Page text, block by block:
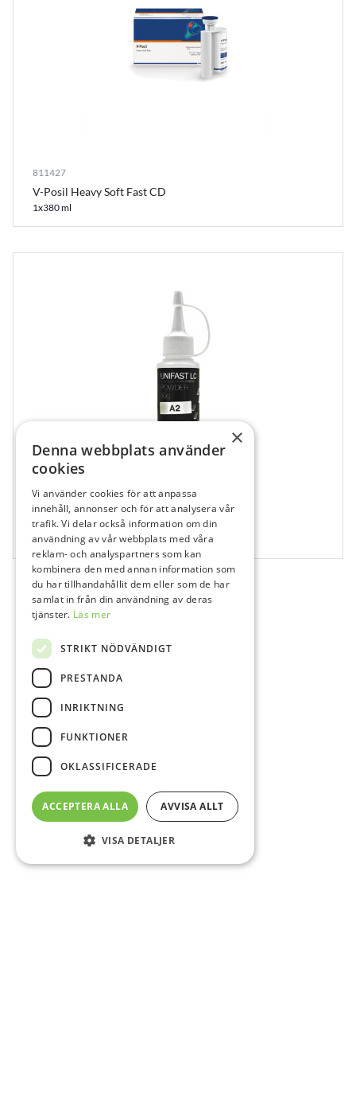
811427
V-Posil Heavy Soft Fast CD
1x380 ml
829646
GC UniFast LC Pulver A2, 50 g
50 g
×
Denna webbplats använder
cookies
Vi använder cookies för att anpassa
innehåll, annonser och för att analysera vår
trafik. Vi delar också information om din
användning av vår webbplats med våra
reklam- och analyspartners som kan
kombinera den med annan information som
du har tillhandahållit dem eller som de har
samlat in från din användning av deras
tjänster. Läs mer
STRIKT NÖDVÄNDIGT
PRESTANDA
INRIKTNING
FUNKTIONER
OKLASSIFICERADE
ACCEPTERA ALLA AVVISA ALLT
VISA DETALJER